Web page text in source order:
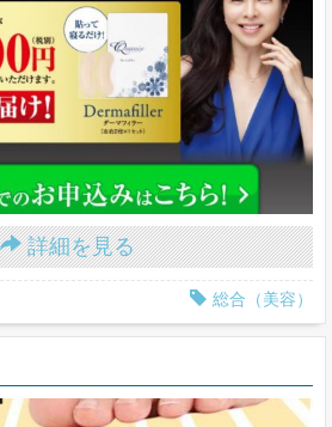
詳細を見る
総合（美容）